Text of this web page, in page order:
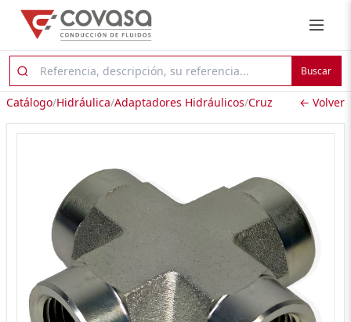
Buscar
Catálogo/Hidráulica/Adaptadores Hidráulicos/Cruz ← Volver